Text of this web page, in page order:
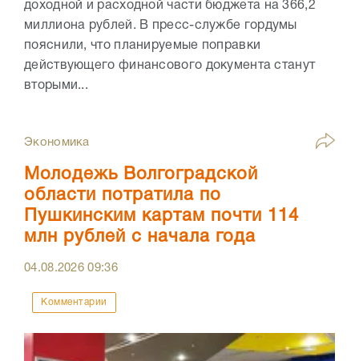
доходной и расходной части бюджета на 366,2
миллиона рублей. В пресс-службе гордумы
пояснили, что планируемые поправки
действующего финансового документа станут
вторыми...
Экономика
Молодежь Волгоградской
области потратила по
Пушкинским картам почти 114
млн рублей с начала года
04.08.202609:36
Комментарии